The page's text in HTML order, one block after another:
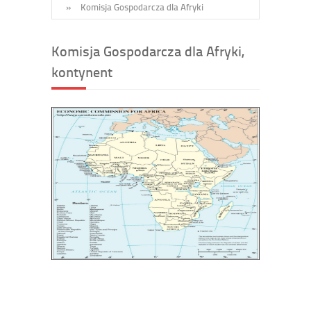
» Komisja Gospodarcza dla Afryki
Komisja Gospodarcza dla Afryki,
kontynent